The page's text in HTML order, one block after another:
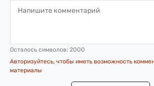
Осталось символов: 2000
Авторизуйтесь, чтобы иметь возможность
материалы